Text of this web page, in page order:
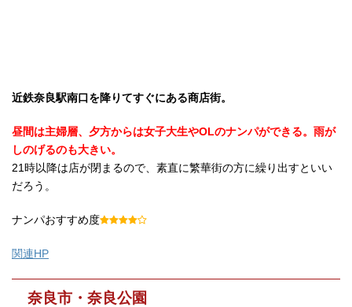
近鉄奈良駅南口を降りてすぐにある商店街。
昼間は主婦層、夕方からは女子大生やOLのナンパができる。雨が
しのげるのも大きい。
21時以降は店が閉まるので、素直に繁華街の方に繰り出すといい
だろう。
ナンパおすすめ度
関連HP
奈良市・奈良公園